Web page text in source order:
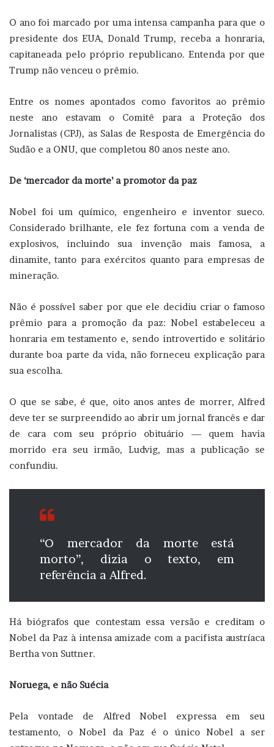
O ano foi marcado por uma intensa campanha para que o
presidente dos EUA, Donald Trump, receba a honraria,
capitaneada pelo próprio republicano. Entenda por que
Trump não venceu o prêmio.
Entre os nomes apontados como favoritos ao prêmio
neste ano estavam o Comitê para a Proteção dos
Jornalistas (CPJ), as Salas de Resposta de Emergência do
Sudão e a ONU, que completou 80 anos neste ano.
De ‘mercador da morte’ a promotor da paz
Nobel foi um químico, engenheiro e inventor sueco.
Considerado brilhante, ele fez fortuna com a venda de
explosivos, incluindo sua invenção mais famosa, a
dinamite, tanto para exércitos quanto para empresas de
mineração.
Não é possível saber por que ele decidiu criar o famoso
prêmio para a promoção da paz: Nobel estabeleceu a
honraria em testamento e, sendo introvertido e solitário
durante boa parte da vida, não forneceu explicação para
sua escolha.
O que se sabe, é que, oito anos antes de morrer, Alfred
deve ter se surpreendido ao abrir um jornal francês e dar
de cara com seu próprio obituário — quem havia
morrido era seu irmão, Ludvig, mas a publicação se
confundiu.
“O mercador da morte está
morto”, dizia o texto, em
referência a Alfred.
Há biógrafos que contestam essa versão e creditam o
Nobel da Paz à intensa amizade com a pacifista austríaca
Bertha von Suttner.
Noruega, e não Suécia
Pela vontade de Alfred Nobel expressa em seu
testamento, o Nobel da Paz é o único Nobel a ser